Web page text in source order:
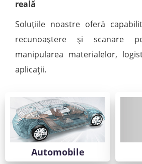
reală
Soluțiile noastre oferă
recunoaștere și scanare
manipularea materialelor,
aplicații.
Automobile